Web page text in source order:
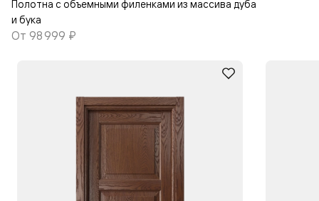
Полотна с объемными филенками из массива дуба
и бука
От 98 999 ₽